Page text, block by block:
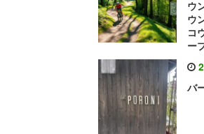
ウ
ウ
コ
ー
バ